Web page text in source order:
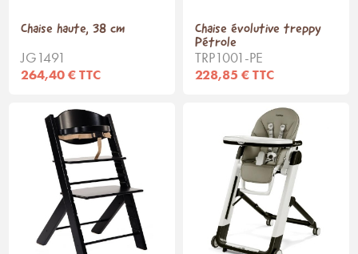
Chaise haute, 38 cm
JG1491
264,40 € TTC
Chaise évolutive treppy
Pétrole
TRP1001-PE
228,85 € TTC